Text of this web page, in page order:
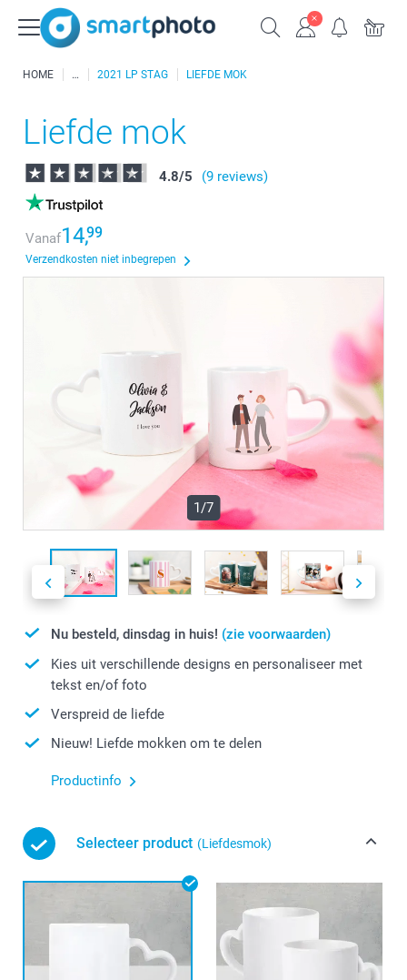
HOME 2021 LP STAG LIEFDE MOK
Liefde mok
4.8/5 (9 reviews)
Vanaf14,99
Verzendkosten niet inbegrepen
1/7
Nu besteld, dinsdag in huis! (zie voorwaarden)
Kies uit verschillende designs en personaliseer met
tekst en/of foto
Verspreid de liefde
Nieuw! Liefde mokken om te delen
Productinfo
Selecteer product (Liefdesmok)